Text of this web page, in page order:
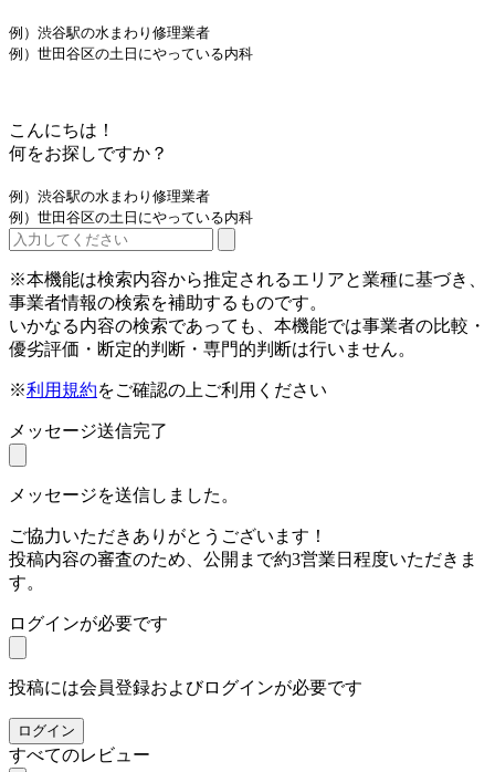
例）渋谷駅の水まわり修理業者
例）世田谷区の土日にやっている内科
こんにちは！
何をお探しですか？
例）渋谷駅の水まわり修理業者
例）世田谷区の土日にやっている内科
※本機能は検索内容から推定されるエリアと業種に基づき、
事業者情報の検索を補助するものです。
いかなる内容の検索であっても、本機能では事業者の比較・
優劣評価・断定的判断・専門的判断は行いません。
※利用規約をご確認の上ご利用ください
メッセージ送信完了
メッセージを送信しました。
ご協力いただきありがとうございます！
投稿内容の審査のため、公開まで約3営業日程度いただきま
す。
ログインが必要です
投稿には会員登録およびログインが必要です
ログイン
すべてのレビュー